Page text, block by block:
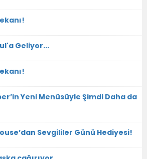
Geliyor...
Yeni Menüsüyle Şimdi Daha da
Sevgililer Günü Hediyesi!